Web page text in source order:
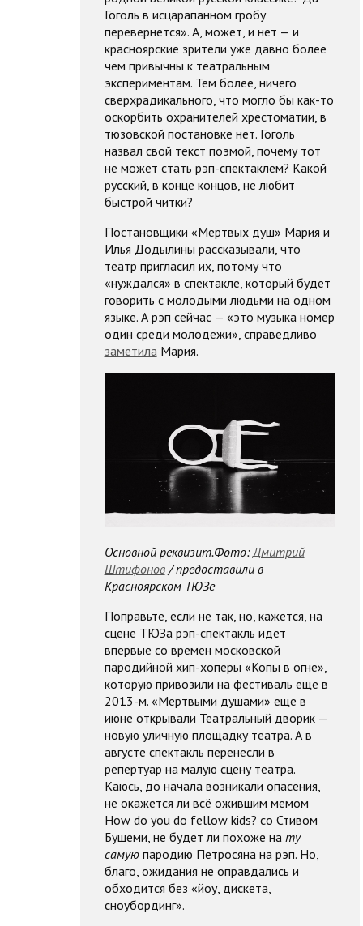
Гоголь в исцарапанном гробу
перевернется». А, может, и нет — и
красноярские зрители уже давно более
чем привычны к театральным
экспериментам. Тем более, ничего
сверхрадикального, что могло бы как-то
оскорбить охранителей хрестоматии, в
тюзовской постановке нет. Гоголь
назвал свой текст поэмой, почему тот
не может стать рэп-спектаклем? Какой
русский, в конце концов, не любит
быстрой читки?
Постановщики «Мертвых душ» Мария и
Илья Додылины рассказывали, что
театр пригласил их, потому что
«нуждался» в спектакле, который будет
говорить с молодыми людьми на одном
языке. А рэп сейчас — «это музыка номер
один среди молодежи», справедливо
заметилаМария.
Основной реквизит.Фото:Дмитрий
Штифонов/ предоставили в
Красноярском ТЮЗе
Поправьте, если не так, но, кажется, на
сцене ТЮЗа рэп-спектакль идет
впервые со времен московской
пародийной хип-хоперы «Копы в огне»,
которую привозили на фестиваль еще в
2013-м. «Мертвыми душами» еще в
июне открывали Театральный дворик —
новую уличную площадку театра. А в
августе спектакль перенесли в
репертуар на малую сцену театра.
Каюсь, до начала возникали опасения,
не окажется ли всё ожившим мемом
How do you do fellow kids? со Стивом
Бушеми, не будет ли похоже на ту
самуюпародию Петросяна на рэп. Но,
благо, ожидания не оправдались и
обходится без «йоу, дискета,
сноубординг».